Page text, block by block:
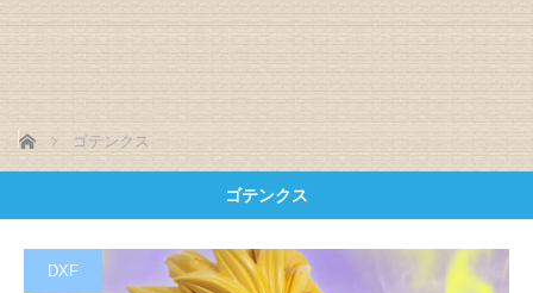
ホーム ゴテンクス
ゴテンクス
DXF